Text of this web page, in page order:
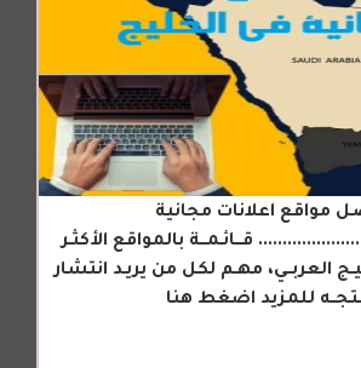
مواقع اعلانات مجانية
قـــائـمـــة بالمواقع الأكثـر
العربــي، مهـم لكل من يريـد انتشار
للمزيد اضغط هنا